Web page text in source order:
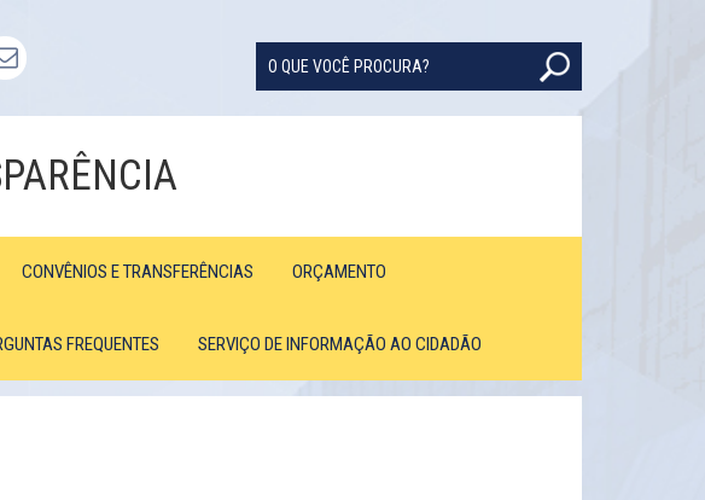
CONVÊNIOS E TRANSFERÊNCIAS ORÇAMENTO
FREQUENTES SERVIÇO DE INFORMAÇÃO AO CIDADÃO